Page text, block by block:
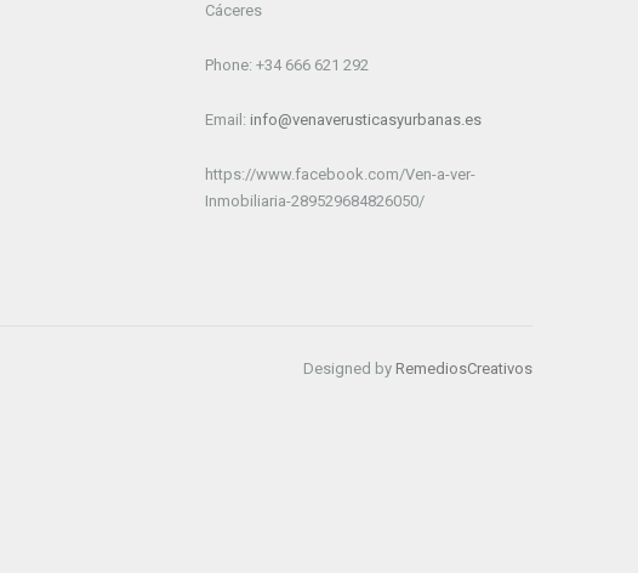
Cáceres
Phone: +34 666 621 292
Email: info@venaverusticasyurbanas.es
https://www.facebook.com/Ven-a-ver-
Inmobiliaria-289529684826050/
Designed by RemediosCreativos